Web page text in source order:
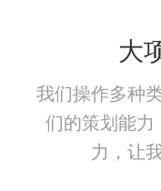
大
我们操作多种
们的策划能力
力，让